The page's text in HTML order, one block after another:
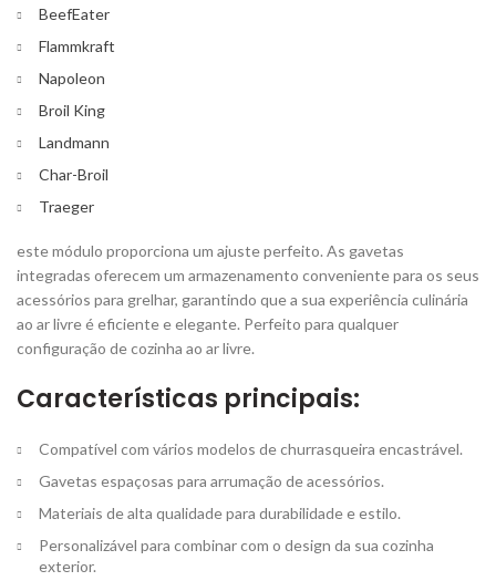
BeefEater
Flammkraft
Napoleon
Broil King
Landmann
Char-Broil
Traeger
este módulo proporciona um ajuste perfeito. As gavetas
integradas oferecem um armazenamento conveniente para os seus
acessórios para grelhar, garantindo que a sua experiência culinária
ao ar livre é eficiente e elegante. Perfeito para qualquer
configuração de cozinha ao ar livre.
Características principais:
Compatível com vários modelos de churrasqueira encastrável.
Gavetas espaçosas para arrumação de acessórios.
Materiais de alta qualidade para durabilidade e estilo.
Personalizável para combinar com o design da sua cozinha
exterior.